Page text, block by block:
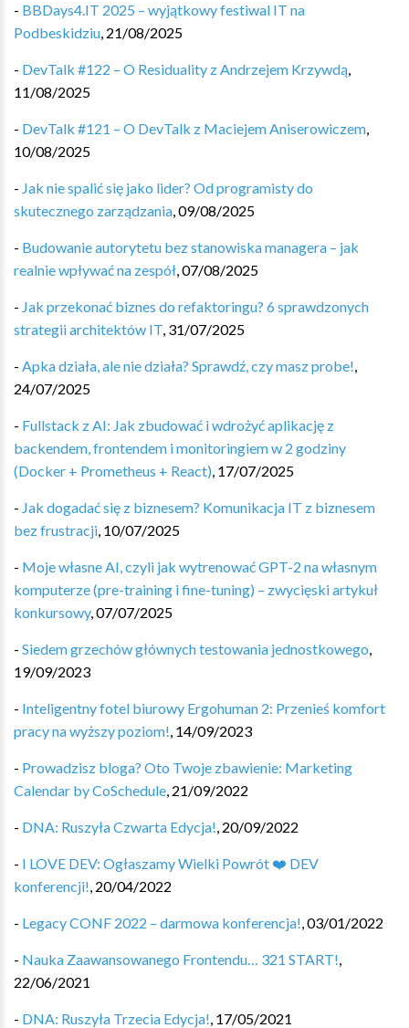
- BBDays4.IT 2025 – wyjątkowy festiwal IT na
Podbeskidziu, 21/08/2025
- DevTalk #122 – O Residuality z Andrzejem Krzywdą,
11/08/2025
- DevTalk #121 – O DevTalk z Maciejem Aniserowiczem,
10/08/2025
- Jak nie spalić się jako lider? Od programisty do
skutecznego zarządzania,09/08/2025
- Budowanie autorytetu bez stanowiska managera – jak
realnie wpływać na zespół,07/08/2025
- Jak przekonać biznes do refaktoringu? 6 sprawdzonych
strategii architektów IT, 31/07/2025
- Apka działa, ale nie działa? Sprawdź, czy masz probe!,
24/07/2025
- Fullstack z AI: Jak zbudować i wdrożyć aplikację z
backendem, frontendem i monitoringiem w 2 godziny
(Docker + Prometheus + React), 17/07/2025
- Jak dogadać się z biznesem? Komunikacja IT z biznesem
bez frustracji, 10/07/2025
- Moje własne AI, czyli jak wytrenować GPT-2 na własnym
komputerze (pre-training i fine-tuning) – zwycięski artykuł
konkursowy,07/07/2025
- Siedem grzechów głównych testowania jednostkowego,
19/09/2023
- Inteligentny fotel biurowy Ergohuman 2: Przenieś komfort
pracy na wyższy poziom!, 14/09/2023
- Prowadzisz bloga? Oto Twoje zbawienie: Marketing
Calendar by CoSchedule, 21/09/2022
- DNA: Ruszyła Czwarta Edycja!, 20/09/2022
- I LOVE DEV: Ogłaszamy Wielki Powrót ❤️ DEV
konferencji!, 20/04/2022
- Legacy CONF 2022 – darmowa konferencja!,03/01/2022
- Nauka Zaawansowanego Frontendu… 321 START!,
22/06/2021
- DNA: Ruszyła Trzecia Edycja!, 17/05/2021